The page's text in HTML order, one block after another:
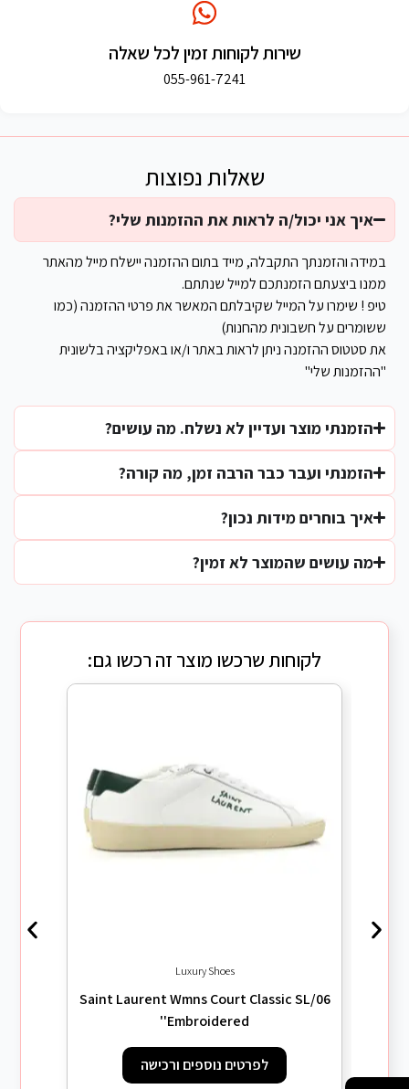
איך אני יכול/ה לראות את ההזמנות שלי?
במידה והזמנתך התקבלה, מייד בתום ההזמנה יישלח מייל מהאתר
ממנו ביצעתם הזמנתכם למייל שנתתם.
טיפ ! שימרו על המייל שקיבלתם המאשר את פרטי ההזמנה (כמו
ששומרים על חשבונית מהחנות)
את סטטוס ההזמנה ניתן לראות באתר ו/או באפליקציה בלשונית
"ההזמנות שלי"
הזמנתי מוצר ועדיין לא נשלח. מה עושים?
הזמנתי ועבר כבר הרבה זמן, מה קורה?
איך בוחרים מידות נכון?
מה עושים שהמוצר לא זמין?
שאלות נפוצות
שירות לקוחות זמין לכל שאלה
055-961-7241
לקוחות שרכשו מוצר זה רכשו גם:
Luxury Shoes
Saint Laurent Wmns Court Classic SL/06
'Embroidered'
לפרטים נוספים ורכישה